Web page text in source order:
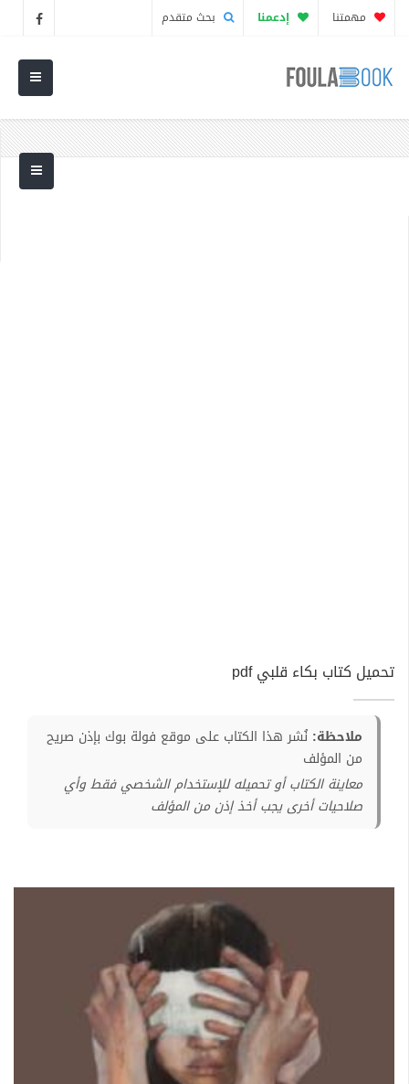
مهمتنا إدعمنا بحث متقدم
تحميل كتاب بكاء قلبي pdf
ملاحظة: نُشر هذا الكتاب على موقع فولة بوك بإذن صريح
من المؤلف
معاينة الكتاب أو تحميله للإستخدام الشخصي فقط وأي
صلاحيات أخرى يجب أخذ إذن من المؤلف